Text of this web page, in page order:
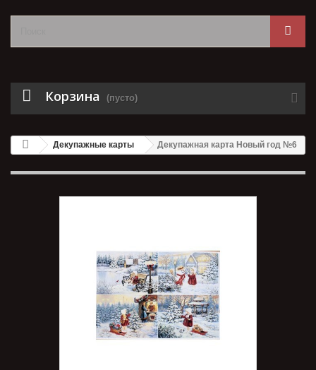
Корзина (пусто)
Декупажные карты Декупажная карта Новый год №6